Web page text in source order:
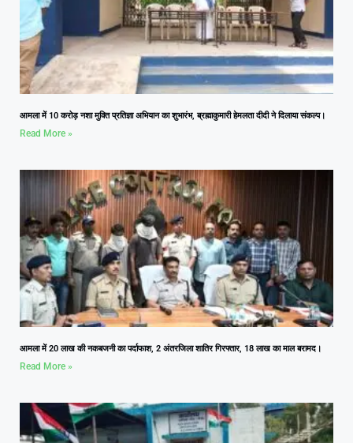
आमला में 10 करोड़ नशा मुक्ति प्रतिज्ञा अभियान का शुभारंभ, ब्रह्माकुमारी हेमलता दीदी ने दिलाया संकल्प।
Read More »
आमला में 20 लाख की नकबजनी का पर्दाफाश, 2 अंतरजिला शातिर गिरफ्तार, 18 लाख का माल बरामद।
Read More »